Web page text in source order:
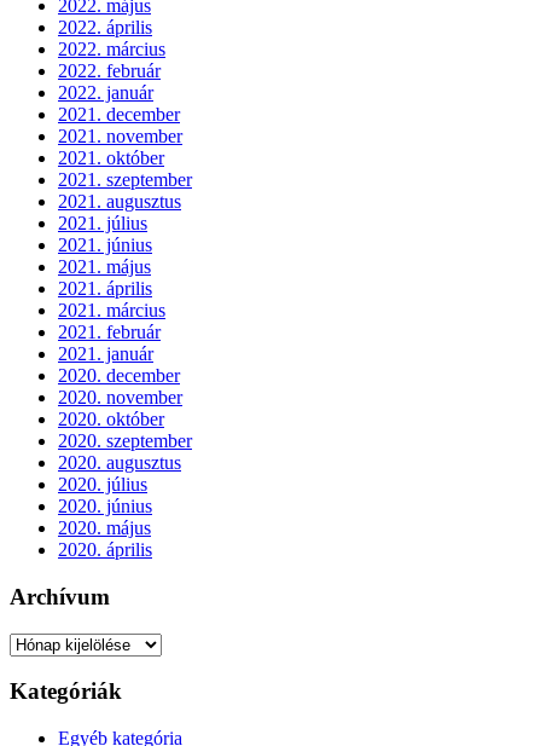
2022. május
2022. április
2022. március
2022. február
2022. január
2021. december
2021. november
2021. október
2021. szeptember
2021. augusztus
2021. július
2021. június
2021. május
2021. április
2021. március
2021. február
2021. január
2020. december
2020. november
2020. október
2020. szeptember
2020. augusztus
2020. július
2020. június
2020. május
2020. április
Archívum
Archívum
Kategóriák
Egyéb kategória